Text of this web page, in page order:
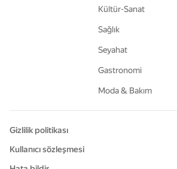
Kültür-Sanat
Sağlık
Seyahat
Gastronomi
Moda & Bakım
Gizlilik politikası
Kullanıcı sözleşmesi